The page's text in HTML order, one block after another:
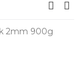
2mm 900g